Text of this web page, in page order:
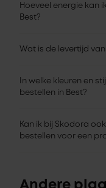
Hoeveel energie kan
Best?
Wat is de levertijd
In welke kleuren en
bestellen in Best?
Kan ik bij Skodora
bestellen voor een